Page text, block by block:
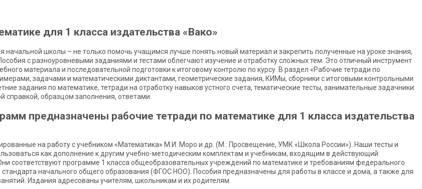
для 1 класса издательства «Вако»
начальной школы – не только помочь учащимся лучше понять новый материал и закрепить полученные на уроке знания,
с разноуровневыми заданиями и тестами облегчают изучение и отработку сложных тем. Это отличный инструмент
материала и последовательной подготовки к итоговому контролю по курсу. В раздел «Рабочие тетради по
задачами и математическими диктантами, геометрические задания, КИМы, сборники с итоговыми контрольными
задания по математике, тетради на отработку навыков устного счета, тематические тесты, занимательные задачники.
справкой, образцом заполнения, ответами.
предназначены рабочие тетради по математике для 1 класса издательства
на работу с учебником «Математика» М.И. Моро и др. (М.: Просвещение, УМК «Школа России»). Наши тесты и
как дополнение к другим учебно-методическим комплектам и учебникам, входящим в действующий
соответствуют программе 1 класса общеобразовательных учреждений по математике и требованиям федерального
стандарта начального общего образования (ФГОС НОО). Пособия предназначены для работы в классе и дома, а также для
Издания адресованы учителям, школьникам и их родителям.